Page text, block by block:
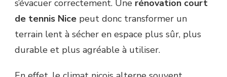
s’évacuer correctement. Une rénovation court
de tennis Nice peut donc transformer un
terrain lent à sécher en espace plus sûr, plus
durable et plus agréable à utiliser.